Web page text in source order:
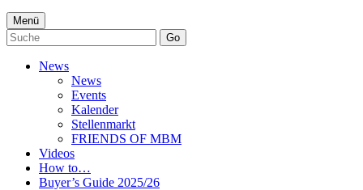
Menü
Go
News
News
Events
Kalender
Stellenmarkt
FRIENDS OF MBM
Videos
How to…
Buyer’s Guide 2025/26